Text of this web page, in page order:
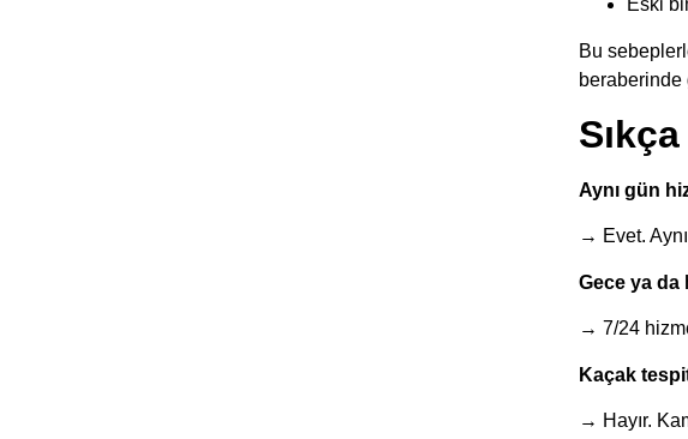
Eski
Bu
beraberinde
Aynı gün
→ Evet.
Gece ya
→ 7/24
Kaçak
→ Hayır.